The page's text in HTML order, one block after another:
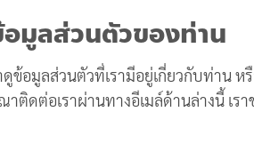
อมูลส่วนตัวของท่าน
ข้อมูลส่วนตัวที่เรามีอยู่เกี่ยวกับท่าน
ติดต่อเราผ่านทางอีเมล์ด้านล่างนี้ เร